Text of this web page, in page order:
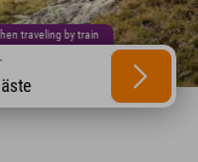
traveling by train